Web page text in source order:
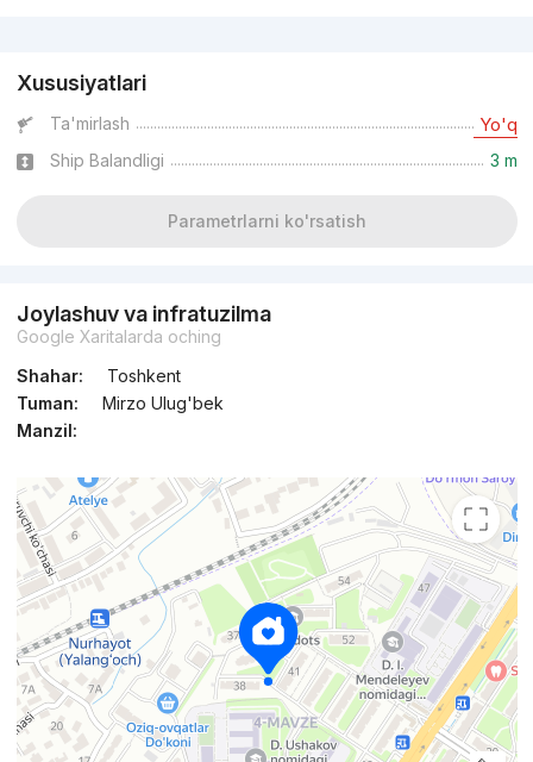
Xususiyatlari
Ta'mirlash Yo'q
Ship Balandligi 3 m
Parametrlarni ko'rsatish
Joylashuv va infratuzilma
Google Xaritalarda oching
Shahar:
Toshkent
Tuman:
Mirzo Ulug'bek
Manzil: